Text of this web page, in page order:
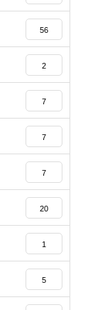
56
2
7
7
7
20
1
5